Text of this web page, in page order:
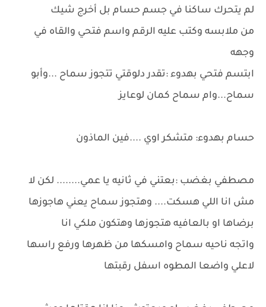
لم يتحرك ساكنا في جسم حسام بل أخرج شيك
من ملابسه وكتب عليه الرقم واسم فتحي والقاه في
وجهه
ابتسم فتحي بهدوء :تقدر دلوقتي تتجوز سماح ...وأبو
سماح...وام سماح كمان لوعايز
حسام بهدوء: متشكر اوي ....فين الماذون
مصطفي بغضب :بعتني في ثانيه يا عمي........ لكن لا
مش انا اللي هسكت.... وهتجوز سماح يعني هاجوزها
برضاها او بالعافيه هتجوزها وهتكون ملكي انا
واتجه ناحيه سماح وامسكها من ظهرها ورفع راسها
لاعلي واضعا المطوه اسفل رقبتها